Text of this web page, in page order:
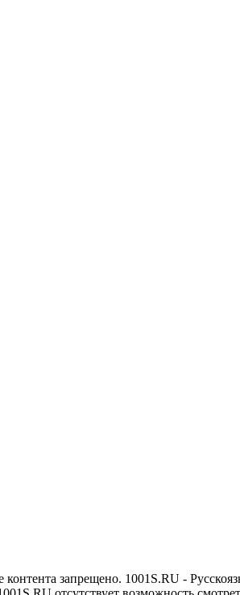
запрещено. 1001S.RU -